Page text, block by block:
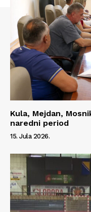
Kula, Mejdan,
naredni period
15. Jula 2026.